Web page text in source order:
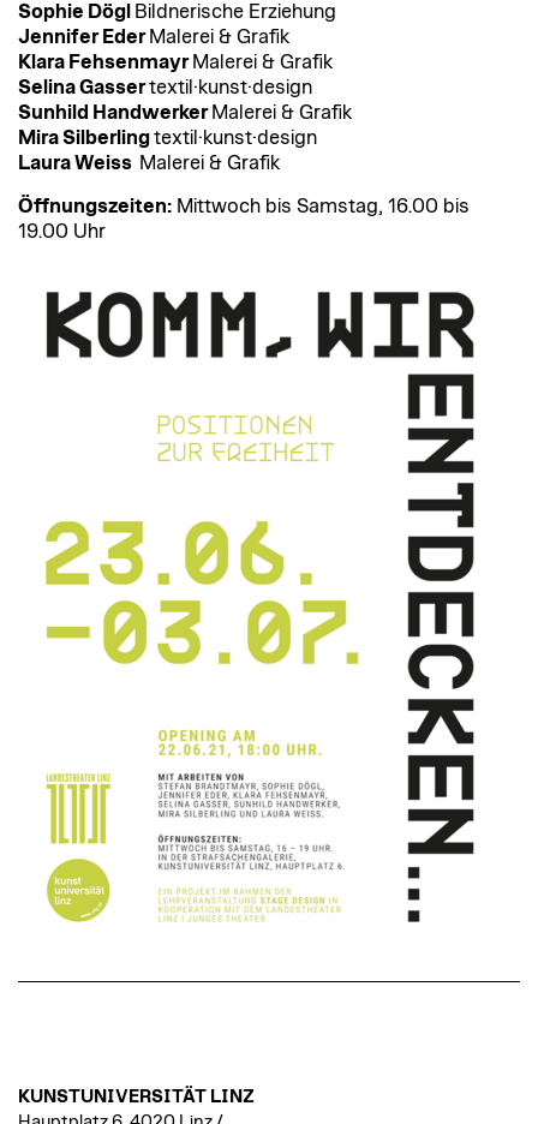
Sophie Dögl Bildnerische Erziehung
Jennifer Eder Malerei & Grafik
Klara Fehsenmayr Malerei & Grafik
Selina Gassertextil·kunst·design
Sunhild Handwerker Malerei & Grafik
Mira Silberlingtextil·kunst·design
Laura Weiss Malerei & Grafik
Öffnungszeiten: Mittwoch bis Samstag, 16.00 bis
19.00 Uhr
KUNSTUNIVERSITÄT LINZ